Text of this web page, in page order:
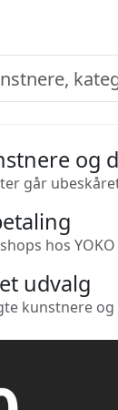
og
går
hos YOKO
udvalg
kunstnere